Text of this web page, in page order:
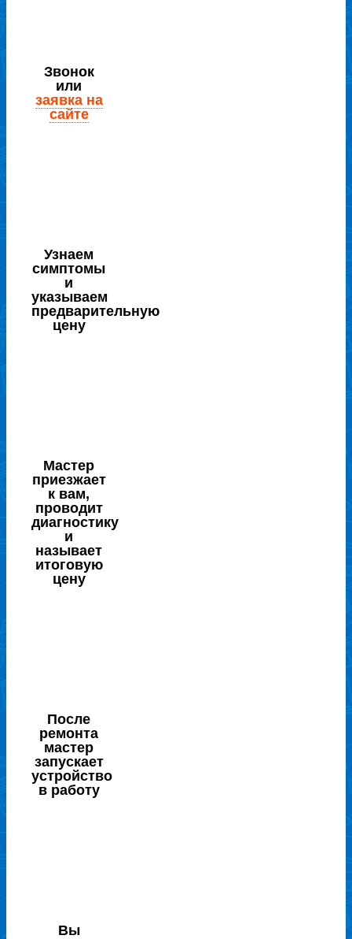
Звонок
или
заявка на
сайте
Узнаем
симптомы
и
указываем
предварительную
цену
Мастер
приезжает
к вам,
проводит
диагностику
и
называет
итоговую
цену
После
ремонта
мастер
запускает
устройство
в работу
Вы